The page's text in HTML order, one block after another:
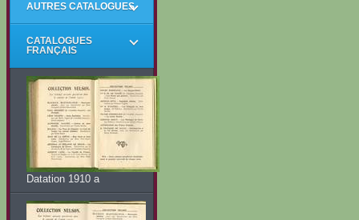
AUTRES CATALOGUES
CATALOGUES
FRANÇAIS
Datation 1910 a